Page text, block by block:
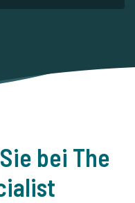
bei The